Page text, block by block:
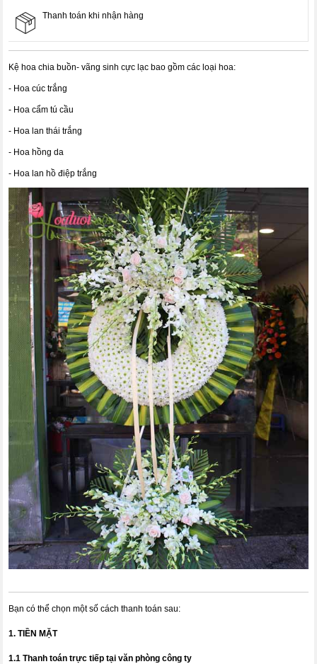
Thanh toán khi nhận hàng
Kệ hoa chia buồn- vãng sinh cực lạc bao gồm các loại hoa:
- Hoa cúc trắng
- Hoa cẩm tú cầu
- Hoa lan thái trắng
- Hoa hồng da
- Hoa lan hồ điệp trắng
Bạn có thể chọn một số cách thanh toán sau:
1. TIỀN MẶT
1.1 Thanh toán trực tiếp tại văn phòng công ty